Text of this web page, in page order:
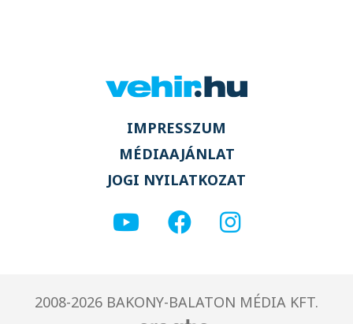
IMPRESSZUM
MÉDIAAJÁNLAT
JOGI NYILATKOZAT
2008-2026 BAKONY-BALATON MÉDIA KFT.